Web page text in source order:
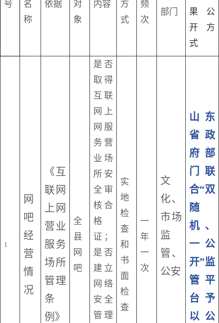
号
名
称
依据
对
象
内容
方
式
频
次
部门
果公
开方
式
1
网
吧
经
营
情
况
《互
联网
上网
营业
服务
场所
管理
条
例》
全
县
网
吧
是否
取得
互联
网上
网服
务营
业场
所安
全审
核合
格
证；
是否
建立
网络
安全
管理
实
地
检
查
和
书
面
检
查
一
年
一
次
文
化、
市场
监
管、
公安
山东
省政
府部
门联
合“双
随
机、
一公
开”监
管平
台予
以公